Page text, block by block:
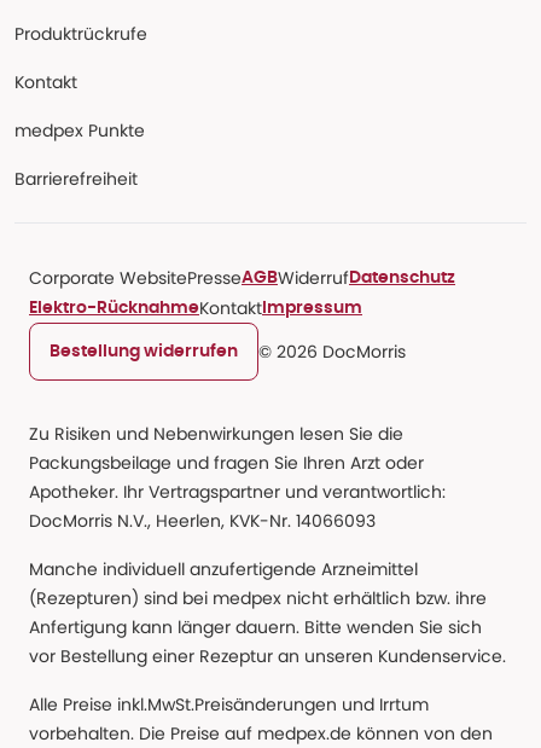
Produktrückrufe
Kontakt
medpex Punkte
Barrierefreiheit
Corporate WebsitePresseAGBWiderruf Datenschutz
Elektro-RücknahmeKontakt Impressum
Bestellung widerrufen © 2026 DocMorris
Zu Risiken und Nebenwirkungen lesen Sie die
Packungsbeilage und fragen Sie Ihren Arzt oder
Apotheker. Ihr Vertragspartner und verantwortlich:
DocMorris N.V., Heerlen, KVK-Nr. 14066093
Manche individuell anzufertigende Arzneimittel
(Rezepturen) sind bei medpex nicht erhältlich bzw. ihre
Anfertigung kann länger dauern. Bitte wenden Sie sich
vor Bestellung einer Rezeptur an unseren Kundenservice.
Alle Preise inkl.MwSt.Preisänderungen und Irrtum
vorbehalten. Die Preise auf medpex.de können von den